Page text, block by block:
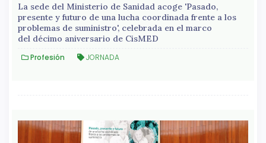
La sede del Ministerio de Sanidad acoge 'Pasado,
presente y futuro de una lucha coordinada frente a los
problemas de suministro', celebrada en el marco
del décimo aniversario de CisMED
Profesión JORNADA